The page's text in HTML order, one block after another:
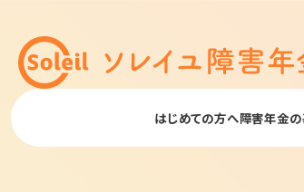
はじめての方へ障害年金